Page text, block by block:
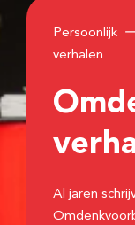
Persoonlijk
verhalen
Al jaren